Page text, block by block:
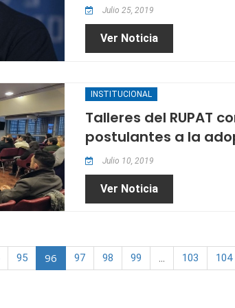
Julio 25, 2019
Ver Noticia
INSTITUCIONAL
Talleres del RUPAT
postulantes a la
Julio 10, 2019
Ver Noticia
95 96 97 98 99 ... 103 104